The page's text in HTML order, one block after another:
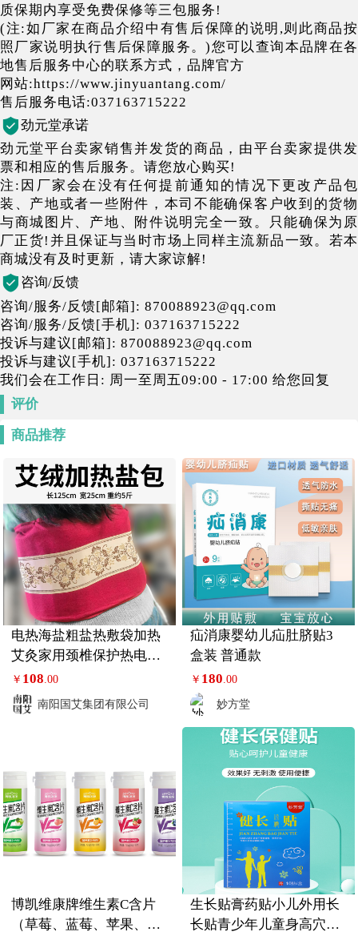
质保期内享受免费保修等三包服务!
(注:如厂家在商品介绍中有售后保障的说明,则此商品按
照厂家说明执行售后保障服务。)您可以查询本品牌在各
地售后服务中心的联系方式，品牌官方
网站:https://www.jinyuantang.com/
售后服务电话:037163715222
劲元堂承诺
劲元堂平台卖家销售并发货的商品，由平台卖家提供发
票和相应的售后服务。请您放心购买!
注:因厂家会在没有任何提前通知的情况下更改产品包
装、产地或者一些附件，本司不能确保客户收到的货物
与商城图片、产地、附件说明完全一致。只能确保为原
厂正货!并且保证与当时市场上同样主流新品一致。若本
商城没有及时更新，请大家谅解!
咨询/反馈
咨询/服务/反馈[邮箱]: 870088923@qq.com
咨询/服务/反馈[手机]: 037163715222
投诉与建议[邮箱]: 870088923@qq.com
投诉与建议[手机]: 037163715222
我们会在工作日: 周一至周五09:00 - 17:00 给您回复
评价
商品推荐
电热海盐粗盐热敷袋加热
艾灸家用颈椎保护热电加
热敷
￥ 108.00
南阳国艾集团有限公司
疝消康婴幼儿疝肚脐贴3
盒装 普通款
￥ 180.00
妙方堂
博凯维康牌维生素C含片
（草莓、蓝莓、苹果、水
生长贴膏药贴小儿外用长
长贴青少年儿童身高穴位